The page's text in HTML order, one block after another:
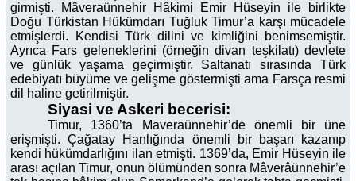
girmişti. Mâveraünnehir Hâkimi Emir Hüseyin ile birlikte
Doğu Türkistan Hükümdarı Tuğluk Timur’a karşı mücadele
etmişlerdi. Kendisi Türk dilini ve kimliğini benimsemiştir.
Ayrıca Fars geleneklerini (örneğin divan teşkilatı) devlete
ve günlük yaşama geçirmiştir. Saltanatı sırasında Türk
edebiyatı büyüme ve gelişme göstermişti ama Farsça resmi
dil haline getirilmiştir.
Siyasi ve Askeri becerisi:
Timur, 1360’ta Maveraünnehir’de önemli bir üne
erişmişti. Çağatay Hanlığında önemli bir başarı kazanıp
kendi hükümdarlığını ilan etmişti. 1369’da, Emir Hüseyin ile
arası açılan Timur, onun ölümünden sonra Mâverâünnehir’e